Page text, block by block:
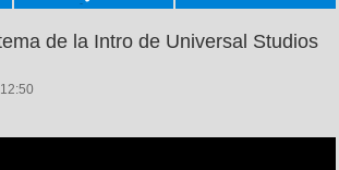
de la Intro de Universal Studios